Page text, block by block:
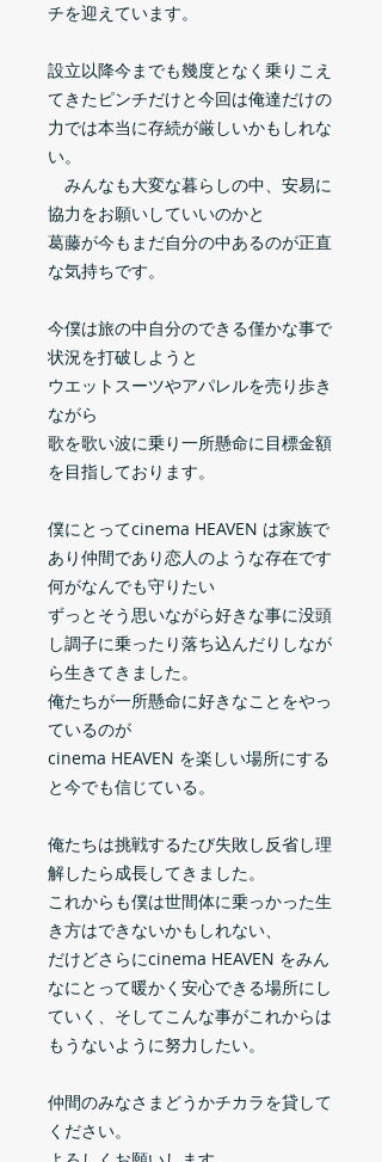
チを迎えています。
設立以降今までも幾度となく乗りこえ
てきたピンチだけと今回は俺達だけの
力では本当に存続が厳しいかもしれな
い。
みんなも大変な暮らしの中、安易に
協力をお願いしていいのかと
葛藤が今もまだ自分の中あるのが正直
な気持ちです。
今僕は旅の中自分のできる僅かな事で
状況を打破しようと
ウエットスーツやアパレルを売り歩き
ながら
歌を歌い波に乗り一所懸命に目標金額
を目指しております。
僕にとってcinema HEAVEN は家族で
あり仲間であり恋人のような存在です
何がなんでも守りたい
ずっとそう思いながら好きな事に没頭
し調子に乗ったり落ち込んだりしなが
ら生きてきました。
俺たちが一所懸命に好きなことをやっ
ているのが
cinema HEAVEN を楽しい場所にする
と今でも信じている。
俺たちは挑戦するたび失敗し反省し理
解したら成長してきました。
これからも僕は世間体に乗っかった生
き方はできないかもしれない、
だけどさらにcinema HEAVEN をみん
なにとって暖かく安心できる場所にし
ていく、そしてこんな事がこれからは
もうないように努力したい。
仲間のみなさまどうかチカラを貸して
ください。